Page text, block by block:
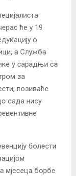
ће у 19
о
а Служба
у сарадњи са
за
позиваће
сада нису
болести
мјесеца борбе